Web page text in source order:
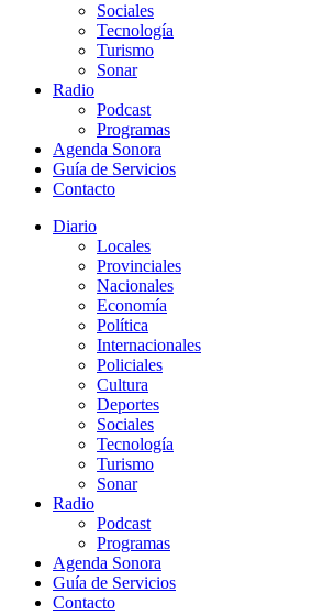
Sociales
Tecnología
Turismo
Sonar
Radio
Podcast
Programas
Agenda Sonora
Guía de Servicios
Contacto
Diario
Locales
Provinciales
Nacionales
Economía
Política
Internacionales
Policiales
Cultura
Deportes
Sociales
Tecnología
Turismo
Sonar
Radio
Podcast
Programas
Agenda Sonora
Guía de Servicios
Contacto